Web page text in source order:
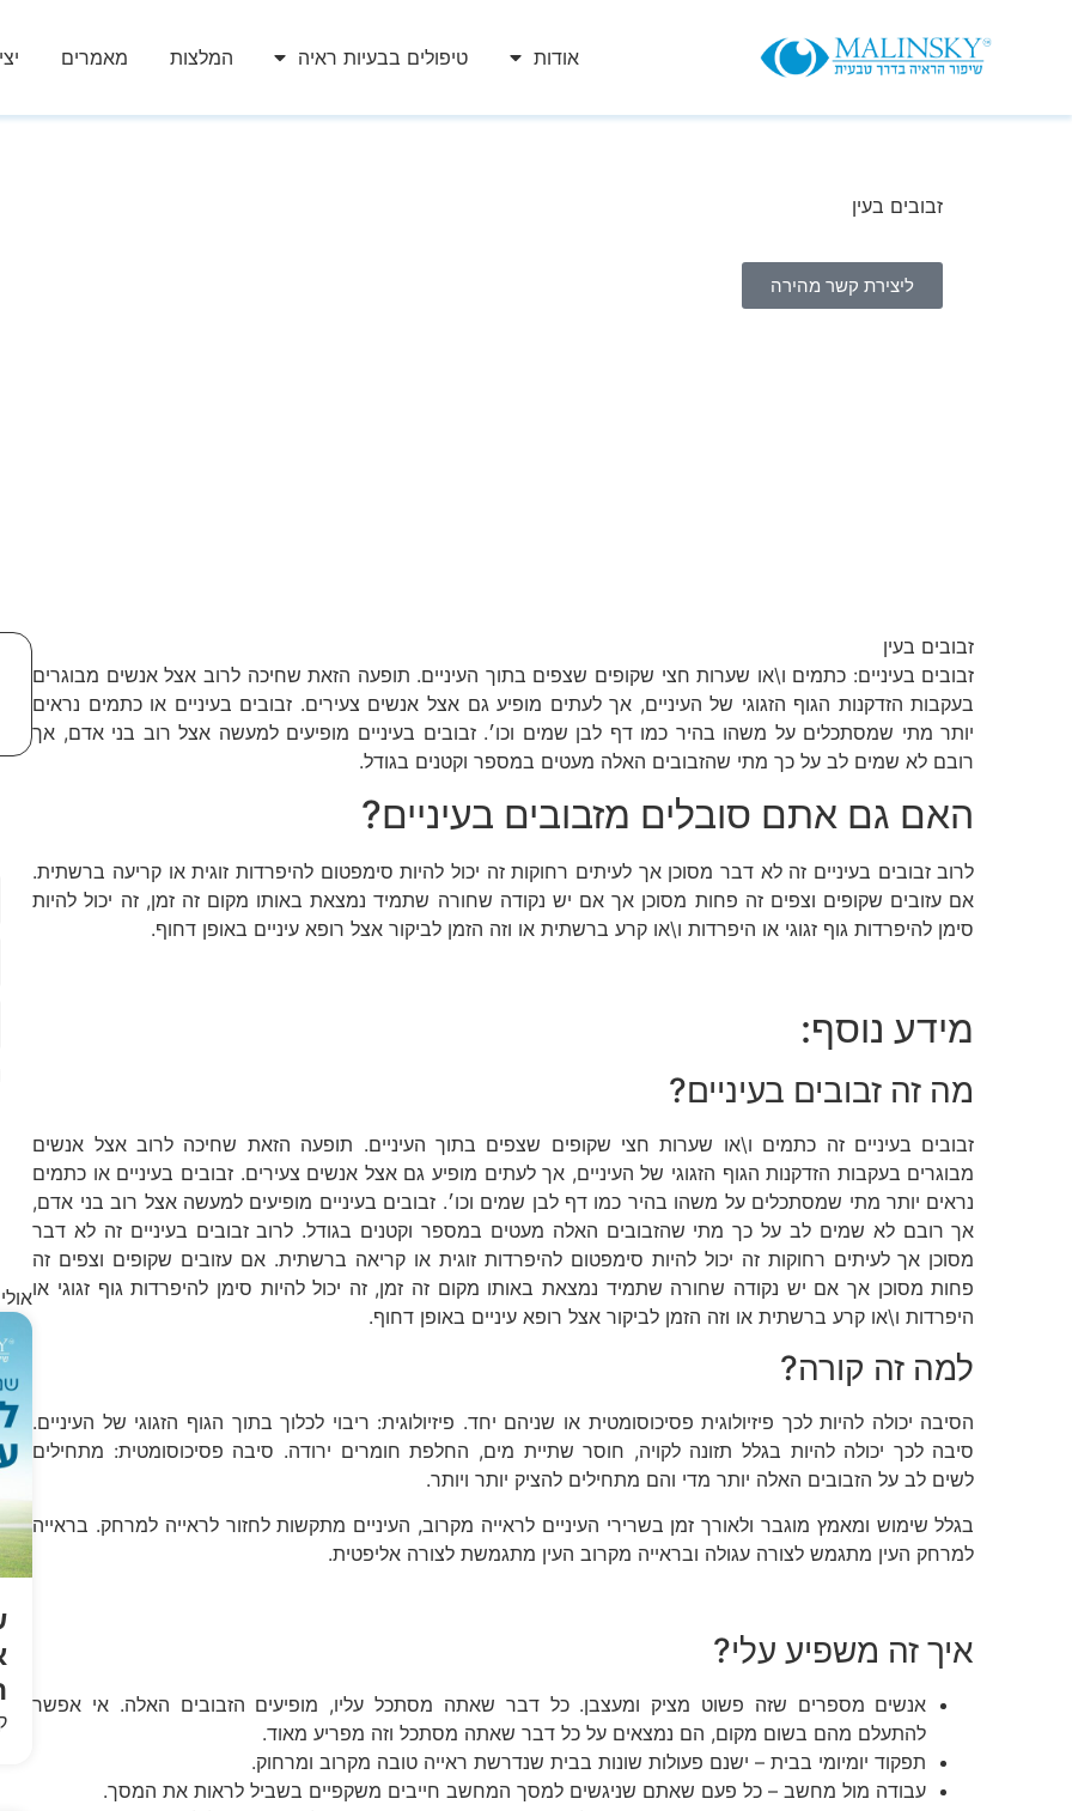
אודות טיפולים בבעיות ראיה המלצות מאמרים
זבובים בעין
ליצירת קשר מהירה
זבובים בעין
זבובים בעיניים: כתמים ו\או שערות חצי שקופים שצפים בתוך העיניים. תופעה הזאת שחיכה לרוב אצל אנשים מבוגרים
בעקבות הזדקנות הגוף הזגוגי של העיניים, אך לעתים מופיע גם אצל אנשים צעירים. זבובים בעיניים או כתמים נראים
יותר מתי שמסתכלים על משהו בהיר כמו דף לבן שמים וכו׳. זבובים בעיניים מופיעים למעשה ‏אצל רוב בני אדם, אך
רובם לא שמים לב על כך מתי שהזבובים האלה מעטים במספר וקטנים בגודל.
האם גם אתם סובלים מזבובים בעיניים?
לרוב זבובים בעיניים זה לא דבר מסוכן אך לעיתים רחוקות זה יכול להיות סימפטום להיפרדות זוגית או קריעה ברשתית.
‏אם עזובים שקופים וצפים זה פחות מסוכן אך אם יש נקודה שחורה שתמיד נמצאת באותו מקום זה זמן, זה יכול להיות
סימן להיפרדות גוף זגוגי או היפרדות ו\או קרע ברשתית או וזה הזמן לביקור אצל רופא עיניים באופן דחוף.
מידע נוסף:
מה זה זבובים בעיניים?
זבובים בעיניים זה כתמים ו\או שערות חצי שקופים שצפים בתוך העיניים. תופעה הזאת שחיכה לרוב אצל אנשים
מבוגרים בעקבות הזדקנות הגוף הזגוגי של העיניים, אך לעתים מופיע גם אצל אנשים צעירים. זבובים בעיניים או כתמים
נראים יותר מתי שמסתכלים על משהו בהיר כמו דף לבן שמים וכו׳. זבובים בעיניים מופיעים למעשה ‏אצל רוב בני אדם,
אך רובם לא שמים לב על כך מתי שהזבובים האלה מעטים במספר וקטנים בגודל. לרוב זבובים בעיניים זה לא דבר
מסוכן אך לעיתים רחוקות זה יכול להיות סימפטום להיפרדות זוגית או קריאה ברשתית. ‏אם עזובים שקופים וצפים זה
פחות מסוכן אך אם יש נקודה שחורה שתמיד נמצאת באותו מקום זה זמן, זה יכול להיות סימן להיפרדות גוף זגוגי או
היפרדות ו\או קרע ברשתית או וזה הזמן לביקור אצל רופא עיניים באופן דחוף.
למה זה קורה?
הסיבה יכולה להיות לכך פיזיולוגית פסיכוסומטית או שניהם יחד. פיזיולוגית: ריבוי לכלוך בתוך הגוף הזגוגי של העיניים.
סיבה לכך יכולה להיות בגלל תזונה לקויה, ‏חוסר שתיית מים, החלפת חומרים ירודה. סיבה פסיכוסומטית: מתחילים
לשים לב על הזבובים האלה יותר מדי והם מתחילים להציק יותר ויותר.
בגלל שימוש ומאמץ מוגבר ולאורך זמן בשרירי העיניים לראייה מקרוב, העיניים מתקשות לחזור לראייה למרחק. בראייה
למרחק העין מתגמש לצורה עגולה ובראייה מקרוב העין מתגמשת לצורה אליפטית.
איך זה משפיע עלי?
אנשים מספרים שזה פשוט מציק ומעצבן. כל דבר שאתה מסתכל עליו, מופיעים הזבובים האלה. אי אפשר
להתעלם מהם בשום מקום, הם נמצאים על כל דבר שאתה מסתכל וזה מפריע מאוד.
תפקוד יומיומי בבית – ישנם פעולות שונות בבית שנדרשת ראייה טובה מקרוב ומרחוק.
עבודה מול מחשב – כל פעם שאתם שניגשים למסך המחשב חייבים משקפיים בשביל לראות את המסך.